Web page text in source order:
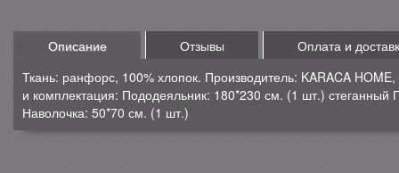
Ткань: ранфорс, 100% хлопок. Производитель: KARACA
и комплектация: Пододеяльник: 180*230 см. (1 шт.)
Наволочка: 50*70 см. (1 шт.)
Описание Отзывы Оплата и